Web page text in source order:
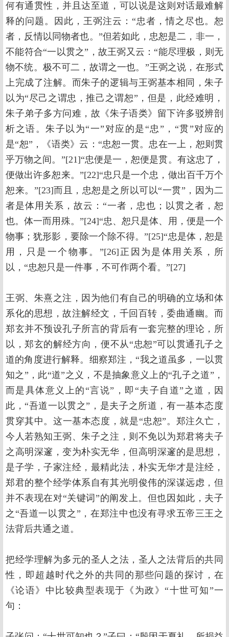
何有通贯性，并且达至道，可以说是这则对话最难解
释的问题。因此，王弼注云：“忠者，情之尽也。恕
者，反情以同物者也。”但若如此，忠恕是二，非一，
不能符合“一以贯之”，故王弼又云：“能尽理极，则无
物不统。极不可二，故谓之一也。”王弼之说，在形式
上完成了注解。而朱子的逻辑与王弼基本相同，朱子
以为“尽己之谓忠，推己之谓恕”，但是，此经难明，
朱子弟子多方问难，故《朱子语类》留下许多驳辨剖
析之语。朱子以为“一”对应的是“忠”，“贯”对应的
是“恕”，《语类》云：“忠恕一贯。忠在一上，恕则贯
乎万物之间。”[21]“忠便是一，恕便是贯。有这忠了，
便做出许多恕来。”[22]“忠只是一个忠，做出百千万个
恕来。”[23]而且，忠恕是之所以可以“一贯”，因为二
者是体用关系，故云：“一者，忠也；以贯之者，恕
也。体一而用殊。”[24]“忠、恕只是体、用，便是一个
物事；犹形影，要除一个除不得。”[25]“忠是体，恕是
用，只是一个物事。”[26]正因为是体用关系，所
以，“忠恕只是一件事，不可作两个看。”[27]
王弼、朱熹之注，因为他们有自己的明确的立场和体
系化的思想，故注解经文，千回百转，委曲通幽。而
郑玄并不预设孔子所言的背后有一套完整的理论，所
以，郑玄的解经方向，便不从“忠恕”可以贯通孔子之
道的角度进行解释。细察郑注，“我之道虽多，一以贯
知之”，此“道”之义，不是抽象意义上的“孔子之道”，
而是具体意义上的“言说”，即“夫子自道”之道，因
此，“吾道一以贯之”，是夫子之所道，有一基本态度
贯穿其中。这一基本态度，就是“忠恕”。郑注久亡，
今人若熟知王弼、朱子之注，则不免以为郑君将夫子
之高明深邃，变为朴实无华，但高明深邃的是思想，
是子学，子家注经，最精此法，朴实无华才是注经，
郑君的整个经学体系自有其光明俊伟的深谋远虑，但
并不表现在对“关键词”的阐发上。但也因如此，夫子
之“吾道一以贯之”，在郑注中也没有寻求五帝三王之
法背后共通之道。
把经学理解为多元的圣人之法，圣人之法背后的共同
性，即超越时代之外的共同的那些问题的探讨，在
《论语》中比较典型表现于《为政》“十世可知”一
句：